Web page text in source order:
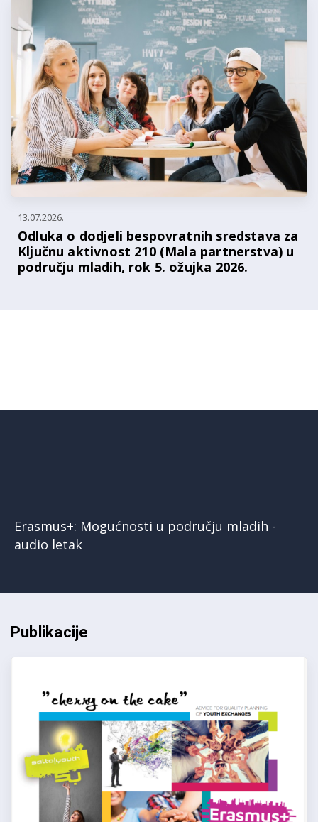
13.07.2026.
Odluka o dodjeli bespovratnih sredstava za
Ključnu aktivnost 210 (Mala partnerstva) u
području mladih, rok 5. ožujka 2026.
Erasmus+: Mogućnosti u području mladih -
audio letak
Publikacije